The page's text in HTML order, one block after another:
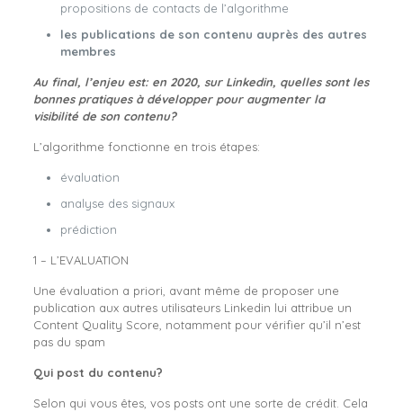
propositions de contacts de l’algorithme
les publications de son contenu auprès des autres
membres
Au final, l’enjeu est: en 2020, sur Linkedin, quelles sont les
bonnes pratiques à développer pour augmenter la
visibilité de son contenu?
L’algorithme fonctionne en trois étapes:
évaluation
analyse des signaux
prédiction
1 – L’EVALUATION
Une évaluation a priori, avant même de proposer une
publication aux autres utilisateurs Linkedin lui attribue un
Content Quality Score, notamment pour vérifier qu’il n’est
pas du spam
Qui post du contenu?
Selon qui vous êtes, vos posts ont une sorte de crédit. Cela